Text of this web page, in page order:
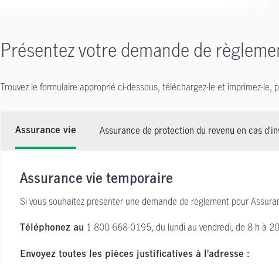
Présentez votre demande de
Trouvez le formulaire approprié ci-dessous, téléchargez-le et imprimez-le,
Assurance vie Assurance de protection du revenu en cas
Assurance vie temporaire
Si vous souhaitez présenter une demande de règlement pour
Téléphonez au 1 800 668-0195, du lundi au vendredi, de 8 h à
Envoyez toutes les pièces justificatives à l’adresse :